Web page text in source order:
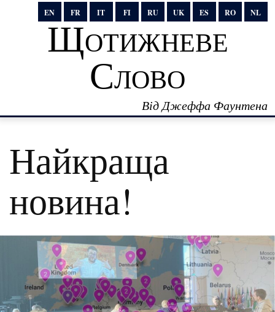
EN FR IT FI RU UK ES RO NL
Щотижневе
Слово
Від Джеффа Фаунтена
Найкраща
новина!